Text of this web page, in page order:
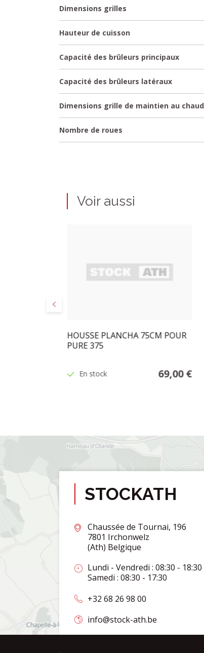
Dimensions grilles
Hauteur de cuisson
Capacité des brûleurs principaux
Capacité des brûleurs latéraux
Dimensions grille de maintien au chaud
Nombre de roues
Voir aussi
Précédent
HOUSSE PLANCHA 75CM POUR
PURE 375
En stock 69,00 €
STOCKATH
Chaussée de Tournai, 196
7801 Irchonwelz
(Ath) Belgique
Lundi - Vendredi : 08:30 - 18:30
Samedi : 08:30 - 17:30
+32 68 26 98 00
info@stock-ath.be